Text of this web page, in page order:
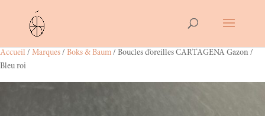
Accueil / Marques / Boks & Baum / Boucles d’oreilles CARTAGENA Gazon /
Bleu roi